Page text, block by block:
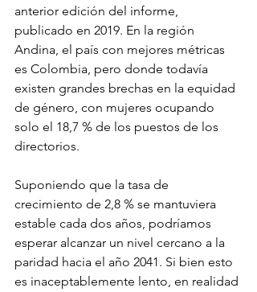
anterior edición del informe,
publicado en 2019. En la región
Andina, el país con mejores métricas
es Colombia, pero donde todavía
existen grandes brechas en la equidad
de género, con mujeres ocupando
solo el 18,7 % de los puestos de los
directorios.
Suponiendo que la tasa de
crecimiento de 2,8 % se mantuviera
estable cada dos años, podríamos
esperar alcanzar un nivel cercano a la
paridad hacia el año 2041. Si bien esto
es inaceptablemente lento, en realidad